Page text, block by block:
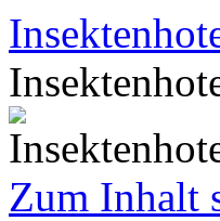
Zum Inhalt